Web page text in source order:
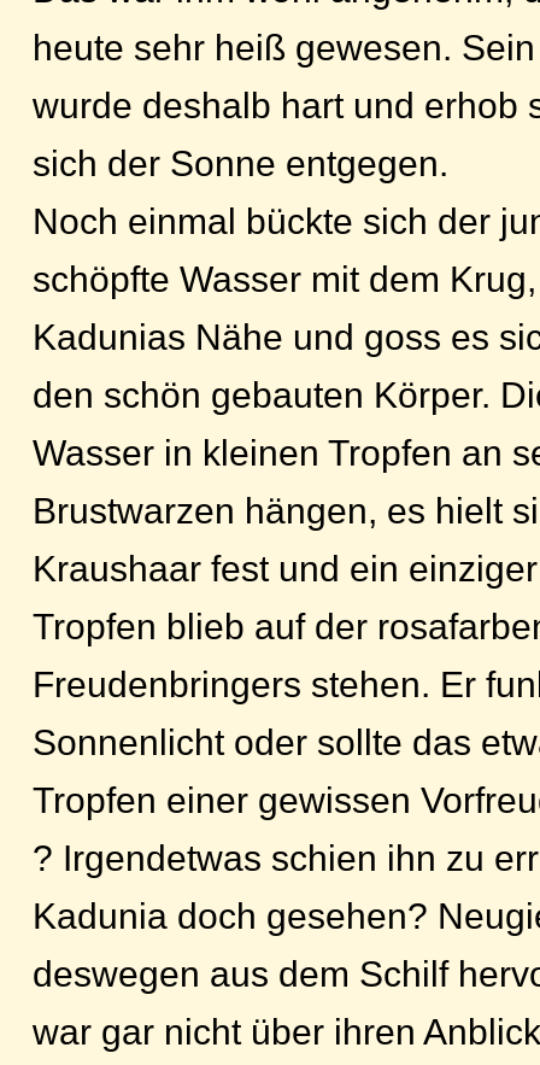
heute sehr heiß gewesen.
wurde deshalb hart und erhob
sich der Sonne entgegen.
Noch einmal bückte sich der
schöpfte Wasser mit dem
Kadunias Nähe und goss es
den schön gebauten Körper.
Wasser in kleinen Tropfen an
Brustwarzen hängen, es hielt
Kraushaar fest und ein
Tropfen blieb auf der
Freudenbringers stehen. Er
Sonnenlicht oder sollte das
Tropfen einer gewissen
? Irgendetwas schien ihn zu
Kadunia doch gesehen?
deswegen aus dem Schilf
war gar nicht über ihren